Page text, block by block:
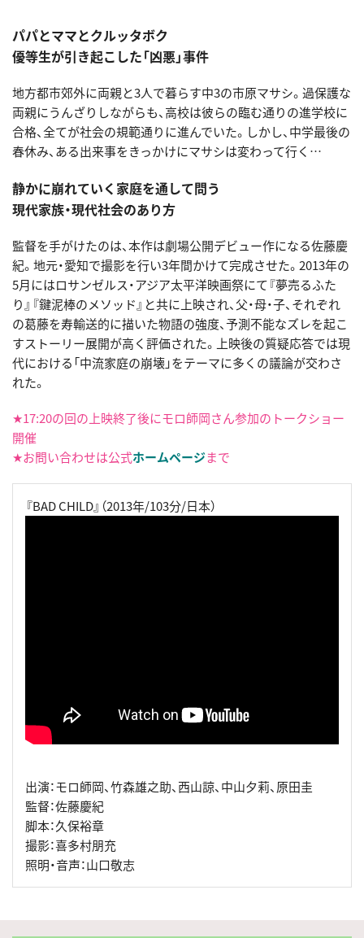
パパとママとクルッタボク
優等生が引き起こした「凶悪」事件
地方都市郊外に両親と3人で暮らす中3の市原マサシ。過保護な
両親にうんざりしながらも、高校は彼らの臨む通りの進学校に
合格、全てが社会の規範通りに進んでいた。しかし、中学最後の
春休み、ある出来事をきっかけにマサシは変わって行く…
静かに崩れていく家庭を通して問う
現代家族・現代社会のあり方
監督を手がけたのは、本作は劇場公開デビュー作になる佐藤慶
紀。地元・愛知で撮影を行い3年間かけて完成させた。2013年の
5月にはロサンゼルス・アジア太平洋映画祭にて『夢売るふた
り』『鍵泥棒のメソッド』と共に上映され、父・母・子、それぞれ
の葛藤を寿輸送的に描いた物語の強度、予測不能なズレを起こ
すストーリー展開が高く評価された。上映後の質疑応答では現
代における「中流家庭の崩壊」をテーマに多くの議論が交わさ
れた。
★17:20の回の上映終了後にモロ師岡さん参加のトークショー
開催
★お問い合わせは公式ホームページまで
『BAD CHILD』（2013年/103分/日本）
出演：モロ師岡、竹森雄之助、西山諒、中山夕莉、原田圭
監督：佐藤慶紀
脚本：久保裕章
撮影：喜多村朋充
照明・音声：山口敬志